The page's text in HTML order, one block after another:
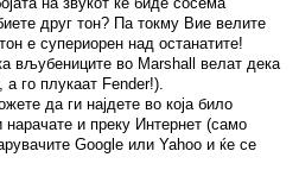
друг тон? Па токму Вие велите
е супериорен над останатите!
вљубениците во Marshall велат дека
го плукаат Fender!).
да ги најдете во која било
и преку Интернет (само
Google или Yahoo и ќе се